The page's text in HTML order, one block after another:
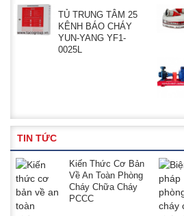
TỦ TRUNG TÂM 25
KÊNH BÁO CHÁY
YUN-YANG YF1-
0025L
TIN TỨC
Kiến Thức Cơ Bản
Về An Toàn Phòng
Cháy Chữa Cháy
PCCC